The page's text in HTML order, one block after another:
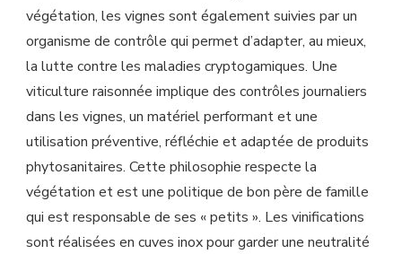
végétation, les vignes sont également suivies par un
organisme de contrôle qui permet d’adapter, au mieux,
la lutte contre les maladies cryptogamiques. Une
viticulture raisonnée implique des contrôles journaliers
dans les vignes, un matériel performant et une
utilisation préventive, réfléchie et adaptée de produits
phytosanitaires. Cette philosophie respecte la
végétation et est une politique de bon père de famille
qui est responsable de ses « petits ». Les vinifications
sont réalisées en cuves inox pour garder une neutralité